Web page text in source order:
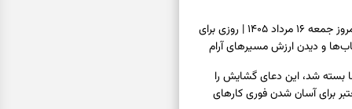
فال سرنوشت امروز جمعه ۱۶ مرداد ۱۴۰۵ | روزی برای
و دیدن ارزش مسیرهای آرام
بسته شد، این دعای گشایش را
برای آسان شدن فوری کارهای